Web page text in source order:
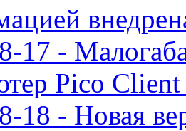
17 -
Pico
18 - Новая